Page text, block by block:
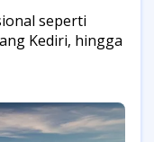
seperti
Kediri, hingga